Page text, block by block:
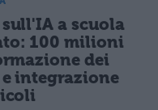
a scuola
100 milioni
dei
integrazione